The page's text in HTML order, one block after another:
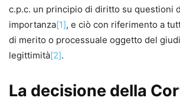
c.p.c. un principio di diritto su questioni
importanza[1], e ciò con riferimento a
di merito o processuale oggetto del
legittimità[2].
La decisione della